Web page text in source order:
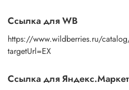
Ссылка для WB
https://www.wildberries.ru/
targetUrl=EX
Ссылка для